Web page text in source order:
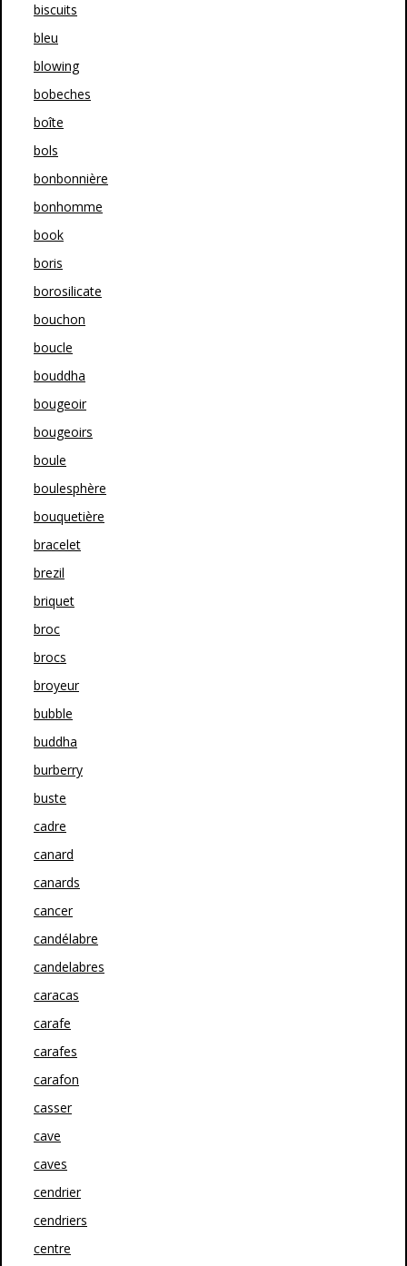
biscuits
bleu
blowing
bobeches
boîte
bols
bonbonnière
bonhomme
book
boris
borosilicate
bouchon
boucle
bouddha
bougeoir
bougeoirs
boule
boulesphère
bouquetière
bracelet
brezil
briquet
broc
brocs
broyeur
bubble
buddha
burberry
buste
cadre
canard
canards
cancer
candélabre
candelabres
caracas
carafe
carafes
carafon
casser
cave
caves
cendrier
cendriers
centre